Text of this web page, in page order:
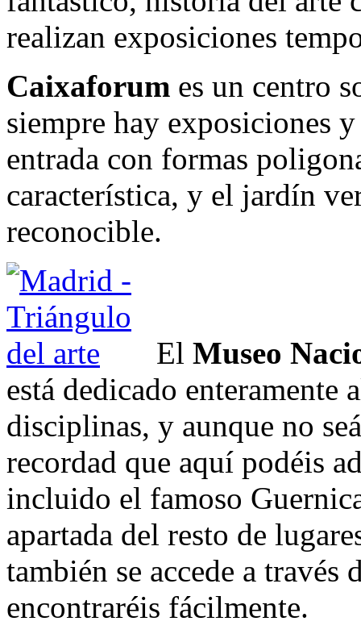
realizan exposiciones
Caixaforum es un centro
siempre hay exposiciones
entrada con formas
característica, y el jardín
reconocible.
El Museo
está dedicado enteramente
disciplinas, y aunque no
recordad que aquí podéis
incluido el famoso
apartada del resto de
también se accede a través
encontraréis fácilmente.